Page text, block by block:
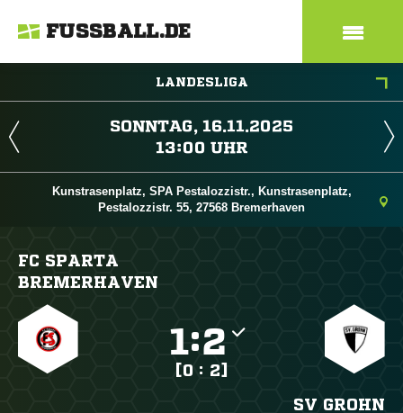
FUSSBALL.DE
LANDESLIGA
 
 
Kunstrasenplatz, SPA Pestalozzistr., Kunstrasenplatz,
Pestalozzistr. 55, 27568 Bremerhaven
FC SPARTA
BREMERHAVEN
:
[0 : 2]
SV GROHN